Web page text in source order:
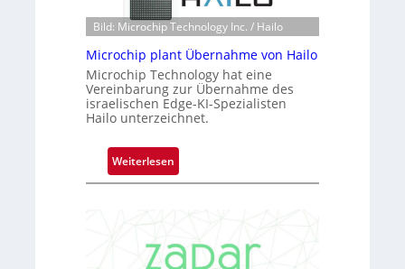
n
e
ü
b
e
r
m
a
Bild: Microchip Technology Inc. / Hailo
Microchip plant Übernahme von Hailo
Microchip Technology hat eine
Vereinbarung zur Übernahme des
israelischen Edge-KI-Spezialisten
Hailo unterzeichnet.
Weiterlesen:
M
o